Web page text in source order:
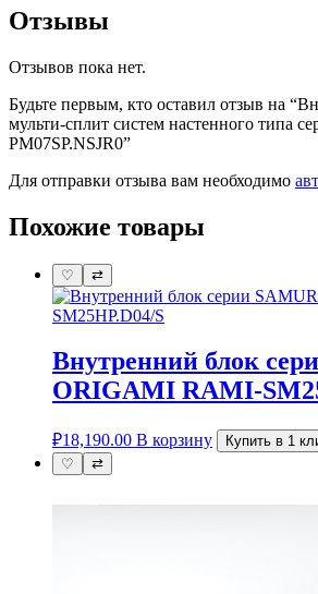
Отзывы
Отзывов пока нет.
Будьте первым, кто оставил отзыв на
мульти-сплит систем настенного типа
PM07SP.NSJR0”
Для отправки отзыва вам необходимо
Похожие товары
♡ ⇄
Внутренний блок
ORIGAMI RAMI-
₽18,190.00 В корзину
Купить в 1
♡
⇄